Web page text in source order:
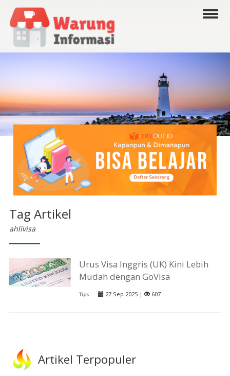
Tag Artikel
ahlivisa
Urus Visa Inggris (UK) Kini Lebih
Mudah dengan GoVisa
Tips 27 Sep 2025 | 607
Artikel Terpopuler